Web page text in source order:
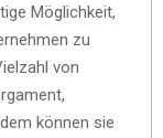
Möglichkeit,
zu
von
können sie